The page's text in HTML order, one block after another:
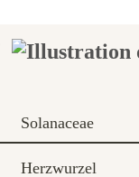
Solanaceae
Herzwurzel